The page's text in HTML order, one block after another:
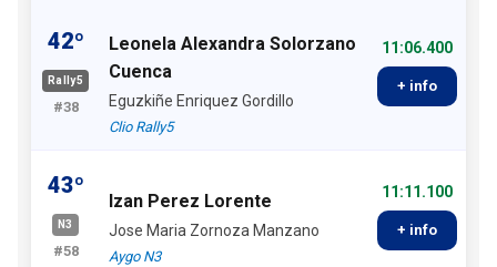
42º
Rally5
#38
Leonela Alexandra Solorzano
Cuenca
Eguzkiñe Enriquez Gordillo
Clio Rally5
11:06.400
+ info
43º
N3
#58
Izan Perez Lorente
Jose Maria Zornoza Manzano
Aygo N3
11:11.100
+ info